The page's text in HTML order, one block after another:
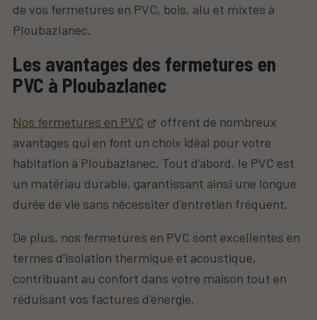
de vos fermetures en PVC, bois, alu et mixtes à
Ploubazlanec.
Les avantages des fermetures en
PVC à Ploubazlanec
Nos fermetures en PVC
offrent de nombreux
avantages qui en font un choix idéal pour votre
habitation à Ploubazlanec. Tout d’abord, le PVC est
un matériau durable, garantissant ainsi une longue
durée de vie sans nécessiter d'entretien fréquent.
De plus, nos fermetures en PVC sont excellentes en
termes d'isolation thermique et acoustique,
contribuant au confort dans votre maison tout en
réduisant vos factures d'énergie.